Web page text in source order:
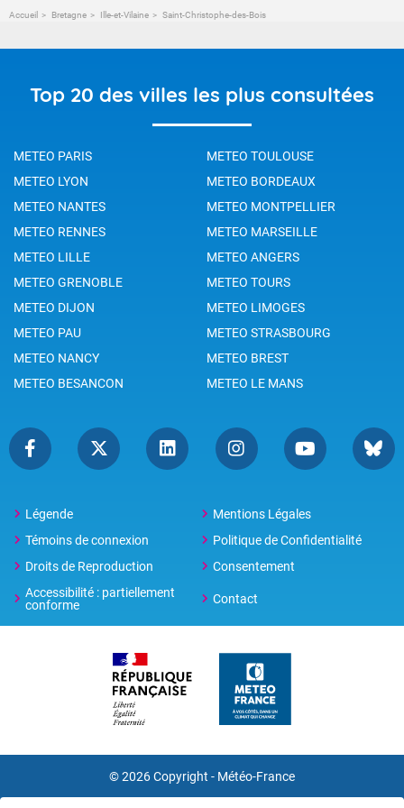
Accueil Bretagne Ille-et-Vilaine Saint-Christophe-des-Bois
Top 20 des villes les plus consultées
METEO PARIS
METEO TOULOUSE
METEO LYON
METEO BORDEAUX
METEO NANTES
METEO MONTPELLIER
METEO RENNES
METEO MARSEILLE
METEO LILLE
METEO ANGERS
METEO GRENOBLE
METEO TOURS
METEO DIJON
METEO LIMOGES
METEO PAU
METEO STRASBOURG
METEO NANCY
METEO BREST
METEO BESANCON
METEO LE MANS
Légende
Mentions Légales
Témoins de connexion
Politique de Confidentialité
Droits de Reproduction
Consentement
Accessibilité : partiellement
conforme
Contact
© 2026 Copyright - Météo-France